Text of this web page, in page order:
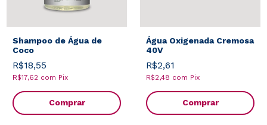
Shampoo de Água de
Coco
R$18,55
R$17,62 com Pix
Comprar
Água Oxigenada Cremosa
40V
R$2,61
R$2,48 com Pix
Comprar